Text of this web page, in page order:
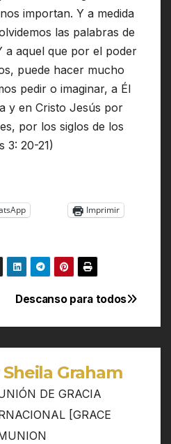
importan. Y a medida
las palabras de
a aquel que por el poder
puede hacer mucho
pedir o imaginar, a Él
y en Cristo Jesús por
por los siglos de los
3: 20-21)
Imprimir
Descanso para todos
Sheila Graham
DE GRACIA
[GRACE